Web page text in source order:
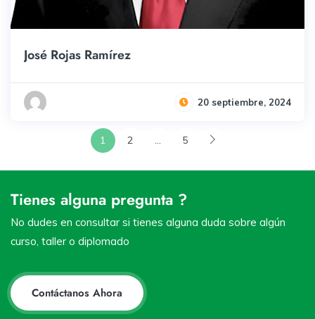
José Rojas Ramírez
20 septiembre, 2024
1 2 … 5
Tienes alguna pregunta ?
No dudes en consultar si tienes alguna duda sobre algún
curso, taller o diplomado
Contáctanos Ahora